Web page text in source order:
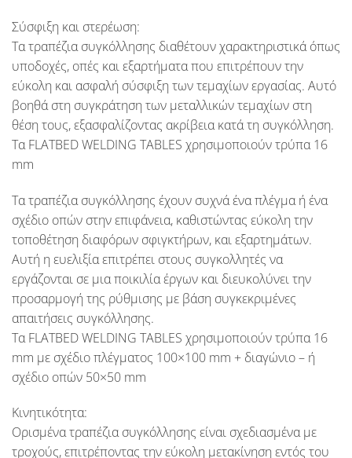
Σύσφιξη και στερέωση:
Τα τραπέζια συγκόλλησης διαθέτουν χαρακτηριστικά όπως
υποδοχές, οπές και εξαρτήματα που επιτρέπουν την
εύκολη και ασφαλή σύσφιξη των τεμαχίων εργασίας. Αυτό
βοηθά στη συγκράτηση των μεταλλικών τεμαχίων στη
θέση τους, εξασφαλίζοντας ακρίβεια κατά τη συγκόλληση.
ΤαFLATBED WELDING TABLES χρησιμοποιούν τρύπα 16
mm
Τα τραπέζια συγκόλλησης έχουν συχνά ένα πλέγμα ή ένα
σχέδιο οπών στην επιφάνεια, καθιστώντας εύκολη την
τοποθέτηση διαφόρων σφιγκτήρων, και εξαρτημάτων.
Αυτή η ευελιξία επιτρέπει στους συγκολλητές να
εργάζονται σε μια ποικιλία έργων και διευκολύνει την
προσαρμογή της ρύθμισης με βάση συγκεκριμένες
απαιτήσεις συγκόλλησης.
ΤαFLATBED WELDING TABLES χρησιμοποιούν τρύπα 16
mm με σχέδιο πλέγματος 100×100 mm + διαγώνιο – ή
σχέδιο οπών 50×50 mm
Κινητικότητα:
Ορισμένα τραπέζια συγκόλλησης είναι σχεδιασμένα με
τροχούς, επιτρέποντας την εύκολη μετακίνηση εντός του